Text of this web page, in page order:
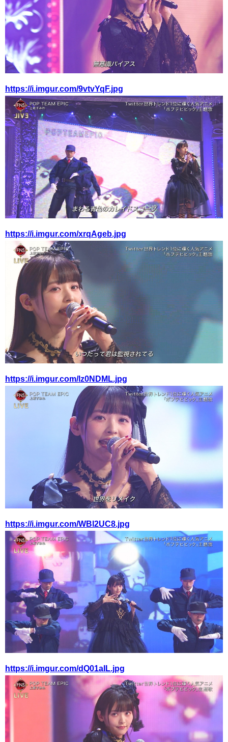
https://i.imgur.com/9vtvYqF.jpg
https://i.imgur.com/xrqAgeb.jpg
https://i.imgur.com/lz0NDML.jpg
https://i.imgur.com/WBl2UC8.jpg
https://i.imgur.com/dQ01aIL.jpg